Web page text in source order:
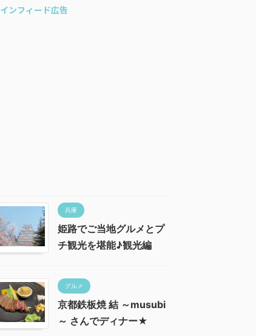
インフィード広告
兵庫
姫路でご当地グルメとプ
チ観光を堪能♪観光編
グルメ
京都鉄板焼 結 ～musubi
～ さんでディナー★